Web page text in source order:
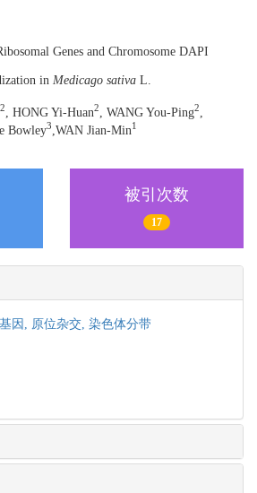
Genes and Chromosome DAPI
in Medicago sativa L.
, HONG Yi-Huan2 , WANG You-Ping2
Bowley3 ,WAN Jian-Min1
被引次数
17
因, 原位杂交, 染色体分带